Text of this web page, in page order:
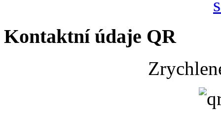
Kontaktní údaje QR